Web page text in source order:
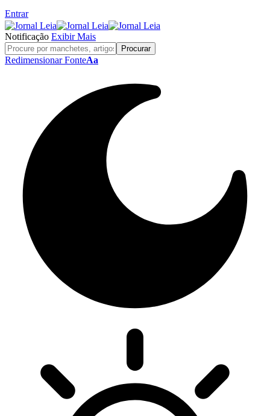
Entrar
Notificação Exibir Mais
Redimensionar FonteAa